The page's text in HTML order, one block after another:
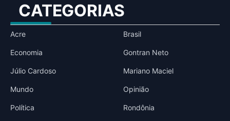
CATEGORIAS
Acre Brasil
Economia Gontran Neto
Júlio Cardoso Mariano Maciel
Mundo Opinião
Política Rondônia